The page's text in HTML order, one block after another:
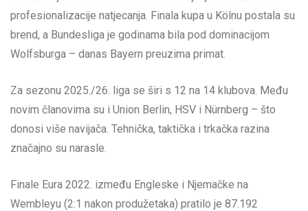
profesionalizacije natjecanja. Finala kupa u Kölnu postala su
brend, a Bundesliga je godinama bila pod dominacijom
Wolfsburga – danas Bayern preuzima primat.
Za sezonu 2025./26. liga se širi s 12 na 14 klubova. Među
novim članovima su i Union Berlin, HSV i Nürnberg – što
donosi više navijača. Tehnička, taktička i trkačka razina
značajno su narasle.
Finale Eura 2022. između Engleske i Njemačke na
Wembleyu (2:1 nakon produžetaka) pratilo je 87.192